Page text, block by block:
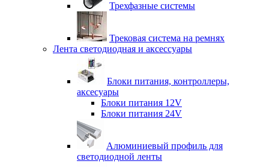
Трехфазные системы
Трековая система на ремнях
Лента светодиодная и аксессуары
Блоки питания, контроллеры,
аксесуары
Блоки питания 12V
Блоки питания 24V
Алюминиевый профиль для
светодиодной ленты